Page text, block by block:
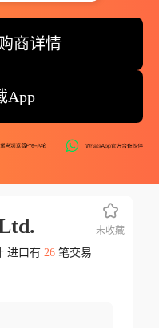
商详情
App
进口有 26笔交易
未收藏